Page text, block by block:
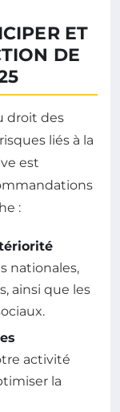
ET
DE
droit des
liés à la
est
:
nationales,
ainsi que les
activité
la